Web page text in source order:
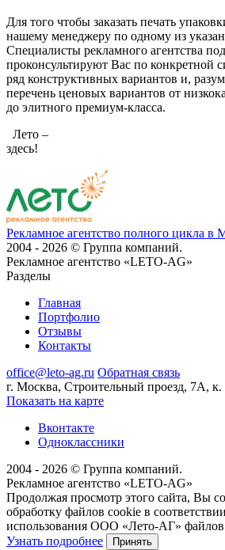
Для того чтобы заказать печать
нашему менеджеру по одному из
Специалисты рекламного агентства
проконсультируют Вас по конкретной
ряд конструктивных вариантов и,
перечень ценовых вариантов от
до элитного премиум-класса.
Лето –
здесь!
Рекламное агентство полного цикла в
2004 - 2026 © Группа компаний.
Рекламное агентство «LETO-AG»
Разделы
Главная
Портфолио
Отзывы
Контакты
office@leto-ag.ru Обратная связь
г. Москва, Строительный проезд, 7А, к.
Показать на карте
Вконтакте
Одноклассники
2004 - 2026 © Группа компаний.
Рекламное агентство «LETO-AG»
Продолжая просмотр этого сайта, Вы
обработку файлов cookie в
использования ООО «Лето-АГ» файлов
Узнать подробнее
Принять